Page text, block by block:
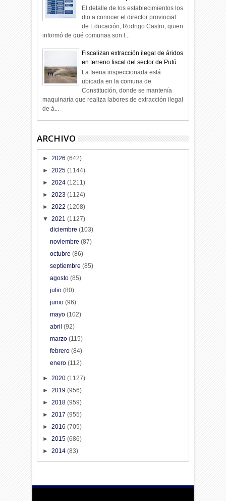
El detalle de los establecimientos los
dio a conocer el director provincial
de Educación, Rodrigo Castro, quien
informó de qué comunas son l...
Fiscalizan extracción ilegal de áridos
en terreno fiscal del sector de Putú
La faena inspeccionada está
ubicada en la comuna de
Constitución, donde se mantenía
maquinaría que realiza labores de extracción ilegal
de á...
ARCHIVO
►2026(642)
►2025(1144)
►2024(1211)
►2023(1124)
►2022(1208)
▼2021(1127)
diciembre (103)
noviembre (87)
octubre (86)
septiembre (85)
agosto (85)
julio (80)
junio (96)
mayo (102)
abril (92)
marzo (115)
febrero (84)
enero (112)
►2020(1127)
►2019(956)
►2018(959)
►2017(955)
►2016(705)
►2015(686)
►2014(83)